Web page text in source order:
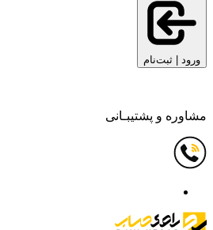
ورود | ثبت‌نام
مشاوره و پشتیبـانی